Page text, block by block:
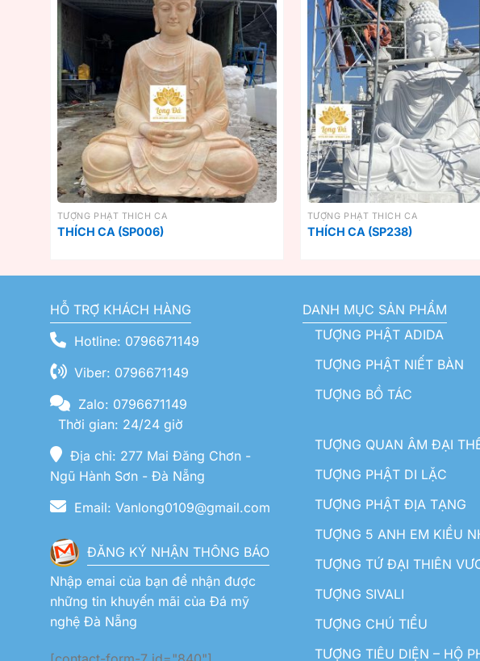
TƯỢNG PHẬT THÍCH CA
THÍCH CA (SP006)
TƯỢNG PHẬT THÍCH CA
THÍCH CA (SP238)
HỖ TRỢ KHÁCH HÀNG
Hotline: 0796671149
Viber: 0796671149
Zalo: 0796671149
Thời gian: 24/24 giờ
Địa chỉ: 277 Mai Đăng Chơn -
Ngũ Hành Sơn - Đà Nẵng
Email: Vanlong0109@gmail.com
ĐĂNG KÝ NHẬN THÔNG BÁO
Nhập emai của bạn để nhận được
những tin khuyến mãi của Đá mỹ
nghệ Đà Nẵng
DANH MỤC SẢN PHẨM
TƯỢNG PHẬT ADIDA
TƯỢNG PHẬT NIẾT BÀN
TƯỢNG BỒ TÁC
TƯỢNG QUAN ÂM ĐẠI
TƯỢNG PHẬT DI LẶC
TƯỢNG PHẬT ĐỊA TẠNG
TƯỢNG 5 ANH EM KIỀU
TƯỢNG TỨ ĐẠI THIÊN
TƯỢNG SIVALI
TƯỢNG CHÚ TIỂU
TƯỢNG TIÊU DIỆN – HỘ